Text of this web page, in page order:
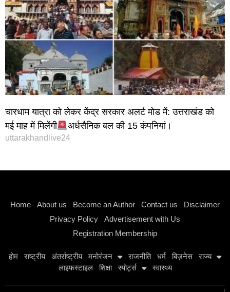
चारधाम यात्रा को लेकर केंद्र सरकार अलर्ट मोड में: उत्तराखंड को
मई माह में मिलेंगी
अर्धसैनिक बल की 15 कंपनियां।
uttarakhandlive24
Home About us Become an Author Contact us
Disclaimer
Privacy Policy
Advertisement with Us
Registration Membership
होम राष्ट्रीय अंतर्राष्ट्रीय मनोरंजन राजनीति धर्म बिज़नेस
राज्य
लाइफस्टाइल
शिक्षा स्पोर्ट्स स्वास्थ्य